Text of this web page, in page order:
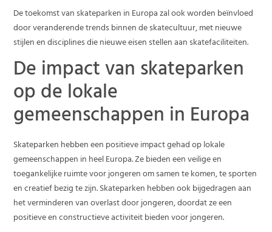
De toekomst van skateparken in Europa zal ook worden beïnvloed
door veranderende trends binnen de skatecultuur, met nieuwe
stijlen en disciplines die nieuwe eisen stellen aan skatefaciliteiten.
De impact van skateparken
op de lokale
gemeenschappen in Europa
Skateparken hebben een positieve impact gehad op lokale
gemeenschappen in heel Europa. Ze bieden een veilige en
toegankelijke ruimte voor jongeren om samen te komen, te sporten
en creatief bezig te zijn. Skateparken hebben ook bijgedragen aan
het verminderen van overlast door jongeren, doordat ze een
positieve en constructieve activiteit bieden voor jongeren.